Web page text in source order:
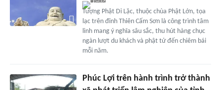
Tượng Phật Di Lặc, thuộc chùa Phật Lớn, tọa
lạc trên đỉnh Thiên Cấm Sơn là công trình tâm
linh mang ý nghĩa sâu sắc, thu hút hàng chục
ngàn lượt du khách và phật tử đến chiêm bái
mỗi năm.
Phúc Lợi trên hành trình trở thành